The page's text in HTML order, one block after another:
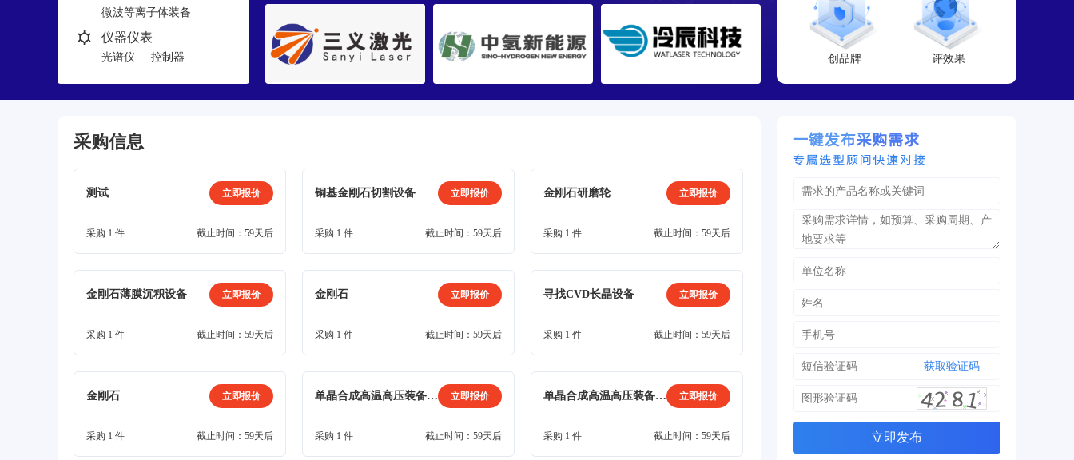
微波等离子体装备
热丝装备
仪器仪表
光谱仪 控制器 创品牌 评效果
采购信息
测试 立即报价
采购 1 件 截止时间：59天后
铜基金刚石切割设备 立即报价
采购 1 件 截止时间：59天后
金刚石研磨轮 立即报价
采购 1 件 截止时间：59天后
金刚石薄膜沉积设备 立即报价
采购 1 件 截止时间：59天后
金刚石 立即报价
采购 1 件 截止时间：59天后
寻找CVD长晶设备 立即报价
采购 1 件 截止时间：59天后
金刚石 立即报价
采购 1 件 截止时间：59天后
单晶合成高温高压装备报价吧2 立即报价
采购 1 件 截止时间：59天后
单晶合成高温高压装备报价吧1 立即报价
采购 1 件 截止时间：59天后
获取验证码
立即发布